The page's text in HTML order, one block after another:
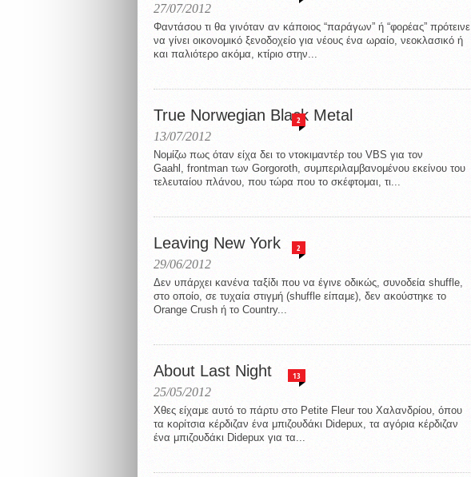
27/07/2012
Φαντάσου τι θα γινόταν αν κάποιος “παράγων” ή “φορέας” πρότεινε
να γίνει οικονομικό ξενοδοχείο για νέους ένα ωραίο, νεοκλασικό ή
και παλιότερο ακόμα, κτίριο στην...
2
True Norwegian Black Metal
13/07/2012
Νομίζω πως όταν είχα δει το ντοκιμαντέρ του VBS για τον
Gaahl, frontman των Gorgoroth, συμπεριλαμβανομένου εκείνου του
τελευταίου πλάνου, που τώρα που το σκέφτομαι, τι...
2
Leaving New York
29/06/2012
Δεν υπάρχει κανένα ταξίδι που να έγινε οδικώς, συνοδεία shuffle,
στο οποίο, σε τυχαία στιγμή (shuffle είπαμε), δεν ακούστηκε το
Orange Crush ή το Country...
13
About Last Night
25/05/2012
Χθες είχαμε αυτό το πάρτυ στο Petite Fleur του Χαλανδρίου, όπου
τα κορίτσια κέρδιζαν ένα μπιζουδάκι Didepux, τα αγόρια κέρδιζαν
ένα μπιζουδάκι Didepux για τα...